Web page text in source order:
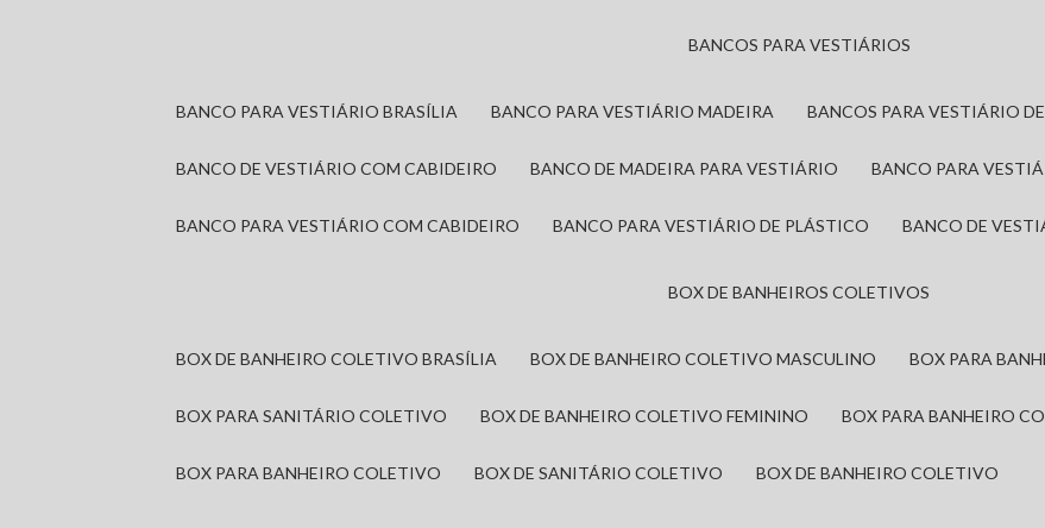
BANCOS PARA VESTIÁRIOS
BANCO PARA VESTIÁRIO BRASÍLIA BANCO PARA VESTIÁRIO MADEIRA BANCOS PARA VESTIÁRIO
BANCO DE VESTIÁRIO COM CABIDEIRO BANCO DE MADEIRA PARA VESTIÁRIO BANCO PARA
BANCO PARA VESTIÁRIO COM CABIDEIRO BANCO PARA VESTIÁRIO DE PLÁSTICO BANCO DE
BOX DE BANHEIROS COLETIVOS
BOX DE BANHEIRO COLETIVO BRASÍLIA BOX DE BANHEIRO COLETIVO MASCULINO BOX PARA
BOX PARA SANITÁRIO COLETIVO BOX DE BANHEIRO COLETIVO FEMININO BOX PARA BANHEIRO
BOX PARA BANHEIRO COLETIVO BOX DE SANITÁRIO COLETIVO BOX DE BANHEIRO COLETIVO